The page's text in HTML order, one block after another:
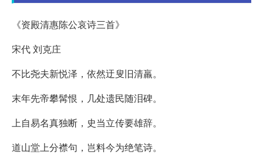
《资殿清惠陈公哀诗三首》
宋代 刘克庄
不比尧夫新悦泽，依然迂叟旧清羸。
末年先帝攀髯恨，几处遗民随泪碑。
上自易名真独断，史当立传要雄辞。
道山堂上分襟句，岂料今为绝笔诗。